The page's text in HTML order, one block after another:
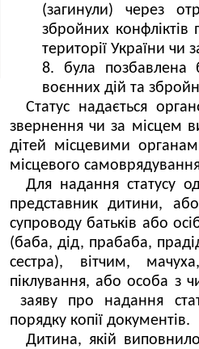
(загинули) через
збройних конфліктів
території України чи
була позбавлена
воєнних дій та
Статус надається
звернення чи за місцем
дітей місцевими
місцевого
Для надання статусу
представник дитини,
супроводу батьків або
(баба, дід, прабаба,
сестра), вітчим,
піклування, або особа з
заяву про надання
порядку копії документів.
Дитина, якій